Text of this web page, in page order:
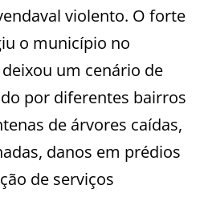
violento. O forte
o município no
um cenário de
por diferentes bairros
de árvores caídas,
danos em prédios
de serviços